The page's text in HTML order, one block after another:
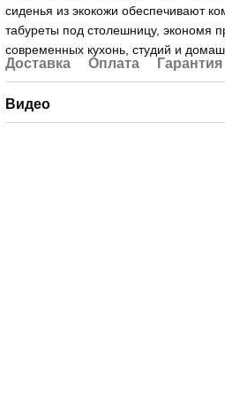
сиденья из экокожи обеспечивают
табуреты под столешницу, экономя
современных кухонь, студий и
Доставка Оплата Гарантия
Видео